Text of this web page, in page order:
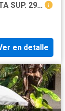
BUNGALOWS EN ISLA HOLBOX EN VENTA SUP. 294.02
en detalle